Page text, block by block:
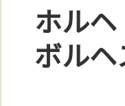
ホルヘ
ボルヘ